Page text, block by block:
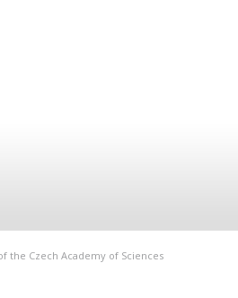
the Czech Academy of Sciences